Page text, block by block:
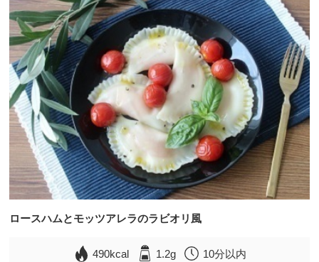
ロースハムとモッツアレラのラビオリ風
490kcal 1.2g 10分以内